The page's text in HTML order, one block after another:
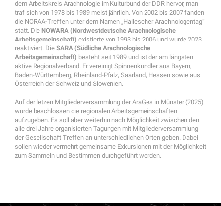
dem Arbeitskreis Arachnologie im Kulturbund der DDR hervor, man
traf sich von 1978 bis 1989 meist jährlich. Von 2002 bis 2007 fanden
die NORAA-Treffen unter dem Namen „Hallescher Arachnologentag“
statt. Die NOWARA (Nordwestdeutsche Arachnologische
Arbeitsgemeinschaft) existierte von 1993 bis 2006 und wurde 2023
reaktiviert. Die SARA (Südliche Arachnologische
Arbeitsgemeinschaft) besteht seit 1989 und ist der am längsten
aktive Regionalverband. Er vereinigt Spinnenkundler aus Bayern,
Baden-Württemberg, Rheinland-Pfalz, Saarland, Hessen sowie aus
Österreich der Schweiz und Slowenien.
Auf der letzen Mitgliederversammlung der AraGes in Münster (2025)
wurde beschlossen die regionalen Arbeitsgemeinschaften
aufzugeben. Es soll aber weiterhin nach Möglichkeit zwischen den
alle drei Jahre organisierten Tagungen mit Mitgliederversammlung
der Gesellschaft Treffen an unterschiedlichen Orten geben. Dabei
sollen wieder vermehrt gemeinsame Exkursionen mit der Möglichkeit
zum Sammeln und Bestimmen durchgeführt werden.